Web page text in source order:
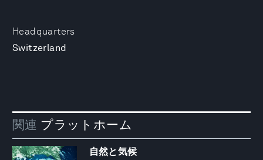
Headquarters
Switzerland
関連 プラットホーム
自然と気候